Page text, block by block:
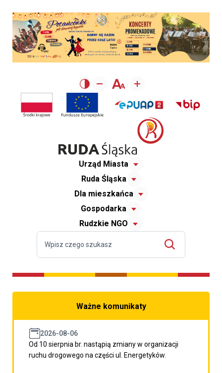
Urząd Miasta
Ruda Śląska
Dla mieszkańca
Gospodarka
Rudzkie NGO
Ważne komunikaty
2026-08-06
Od 10 sierpnia br. nastąpią zmiany w organizacji
ruchu drogowego na części ul. Energetyków.